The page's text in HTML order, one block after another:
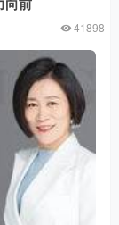
41898